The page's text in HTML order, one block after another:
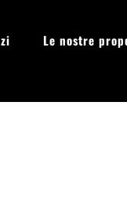
Le nostre